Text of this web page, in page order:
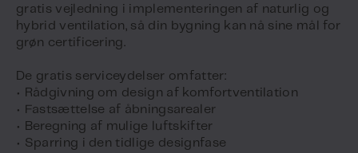
gratis vejledning i implementeringen af naturlig og
hybrid ventilation, så din bygning kan nå sine mål for
grøn certificering.
De gratis serviceydelser omfatter:
• Rådgivning om design af komfortventilation
• Fastsættelse af åbningsarealer
• Beregning af mulige luftskifter
• Sparring i den tidlige designfase